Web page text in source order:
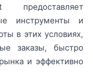
предоставляет
инструменты и
в этих условиях,
заказы, быстро
и эффективно